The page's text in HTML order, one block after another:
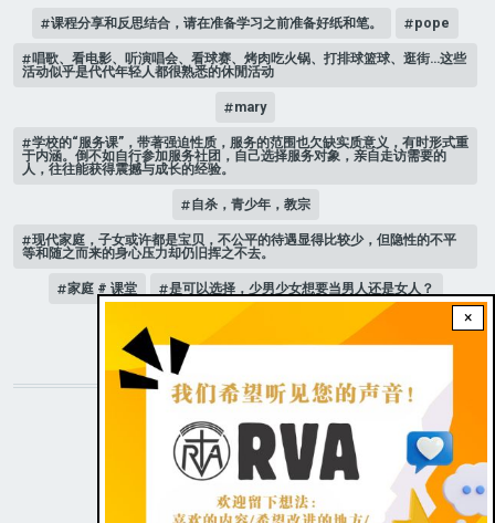
×
课程分享和反思结合，请在准备学习之前准备好纸和笔。 pope
唱歌、看电影、听演唱会、看球赛、烤肉吃火锅、打排球篮球、逛街…这些
活动似乎是代代年轻人都很熟悉的休閒活动
mary
学校的“服务课”，带著强迫性质，服务的范围也欠缺实质意义，有时形式重
于内涵。倒不如自行参加服务社团，自己选择服务对象，亲自走访需要的
人，往往能获得震撼与成长的经验。
自杀，青少年，教宗
现代家庭，子女或许都是宝贝，不公平的待遇显得比较少，但隐性的不平
等和随之而来的身心压力却仍旧挥之不去。
家庭 # 课堂 是可以选择，少男少女想要当男人还是女人？
STAY CONNECTED WITH US!